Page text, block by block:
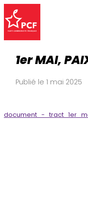
1er MAI,
Publié le 1 mai 2025
document_-